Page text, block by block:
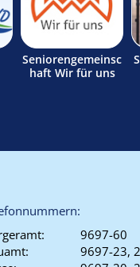
Seniorengemeinsc
haft Wir für uns
9697-60
9697-23,